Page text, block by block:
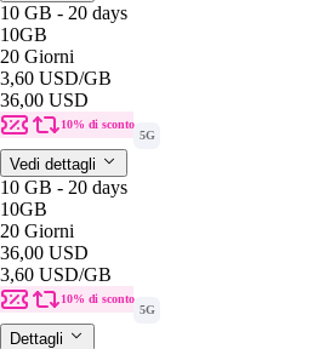
10 GB - 20 days
10GB
20 Giorni
3,60 USD/GB
36,00 USD
10% di sconto
5G
Vedi dettagli
10 GB - 20 days
10GB
20 Giorni
36,00 USD
3,60 USD/GB
10% di sconto
5G
Dettagli